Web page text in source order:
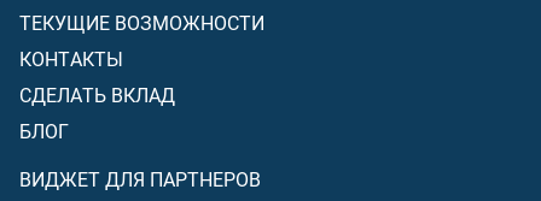
1
Когда Посланника Аллаха уже нет в этом мире, эта
одна пятая часть отдаётся руководителю верующих
для распределения вышеуказанным способом. А
ТЕКУЩИЕ ВОЗМОЖНОСТИ
КОНТАКТЫ
СДЕЛАТЬ ВКЛАД
БЛОГ
ВИДЖЕТ ДЛЯ ПАРТНЕРОВ